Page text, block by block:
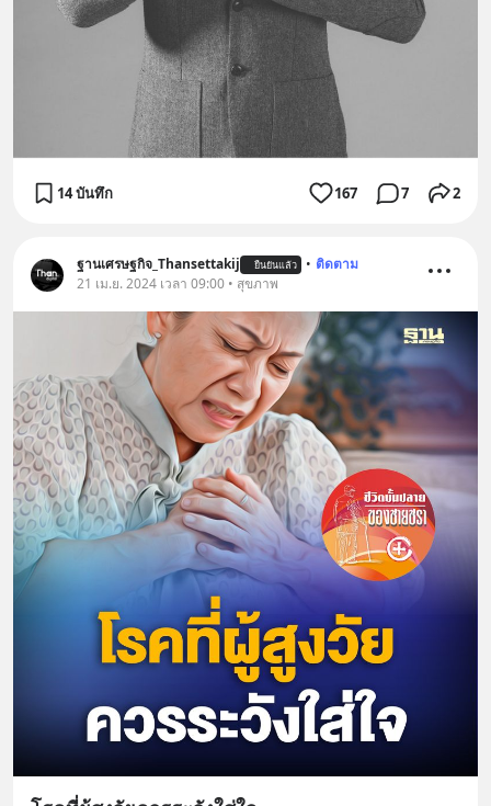
14 บันทึก 167 7 2
ฐานเศรษฐกิจ_Thansettakij ยืนยันแล้ว • ติดตาม
21 เม.ย. 2024 เวลา 09:00 • สุขภาพ